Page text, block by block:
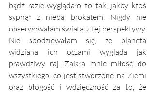
bądź razie wyglądało to tak, jakby ktoś
sypnął z nieba brokatem. Nigdy nie
obserwowałam świata z tej perspektywy.
Nie spodziewałam się, że planeta
widziana ich oczami wygląda jak
prawdziwy raj. Zalała mnie miłość do
wszystkiego, co jest stworzone na Ziemi
oraz błogość i wdzięczność za to, że